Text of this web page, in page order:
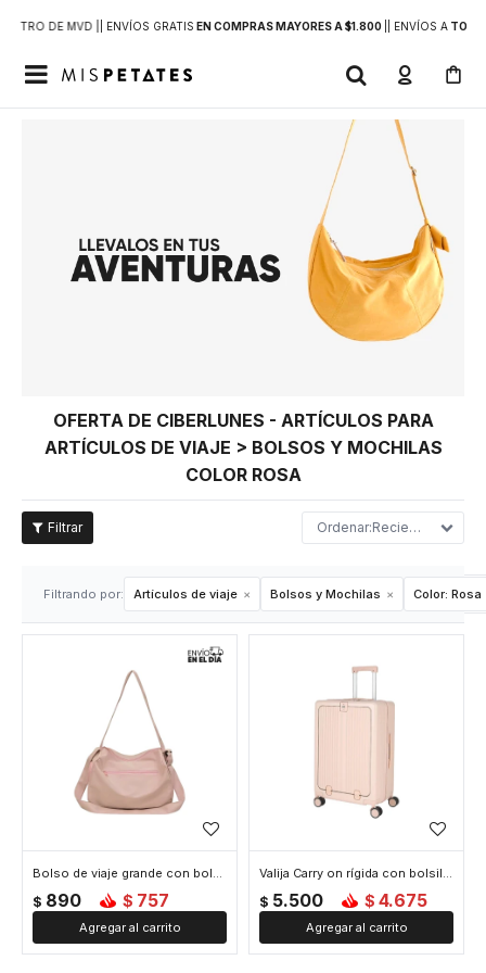
DE MVD | | ENVÍOS GRATIS EN COMPRAS MAYORES A $1.800 | ENVÍOS ATODO

OFERTA DE CIBERLUNES - ARTÍCULOS PARA
ARTÍCULOS DE VIAJE > BOLSOS Y MOCHILAS
COLOR ROSA
Recientes
Filtrando por: Artículos de viaje Bolsos y Mochilas Color: Rosa
Bolso de viaje grande con bolsillos laterales y frontal 38x22x23 cm - Rosa
$ 890 $ 757
Valija Carry on rígida con bolsillo exterior - Rosa
$ 5.500 $ 4.675